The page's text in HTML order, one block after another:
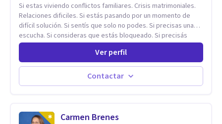
Si estas viviendo conflictos familiares. Crisis matrimoniales.
Relaciones dificiles. Si estás pasando por un momento de
difícil solución. Si sentís que solo no podes. Si precisas una
escucha. Si consideras que estás bloqueado. Si precisás
comprensión. Si no logras definir proyectos, objetivos,
sueños, deseos. Si pensás que lo que te pasa no es tan
grave, pero podría ayudar. Si estás en adicciones y tu
intención es hacer algo con lo que te está pasando. No dudes
en comunicarte a fin de comenzar a resolver la situación que
Ver perfil
Contactar
Carmen Brenes